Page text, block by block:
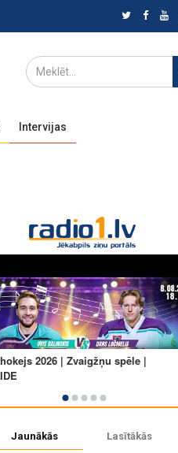
Intervijas
Jaunākās Lasītākās